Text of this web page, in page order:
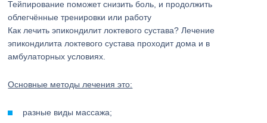
Тейпирование поможет снизить боль, и продолжить
облегчённые тренировки или работу
Как лечить эпикондилит локтевого сустава? Лечение
эпикондилита локтевого сустава проходит дома и в
амбулаторных условиях.
Основные методы лечения это:
разные виды массажа;